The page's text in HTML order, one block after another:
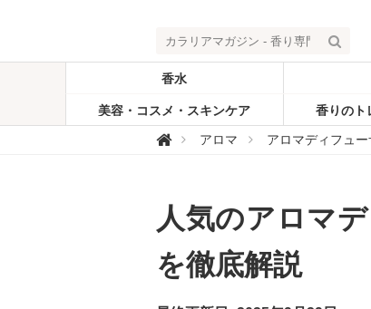
香水
美容・コスメ・スキンケア 香りのト
カ
ガ
ジ
ン
香
り
専
メ
アロマ アロマディフュ
人気のアロマ
を徹底解説